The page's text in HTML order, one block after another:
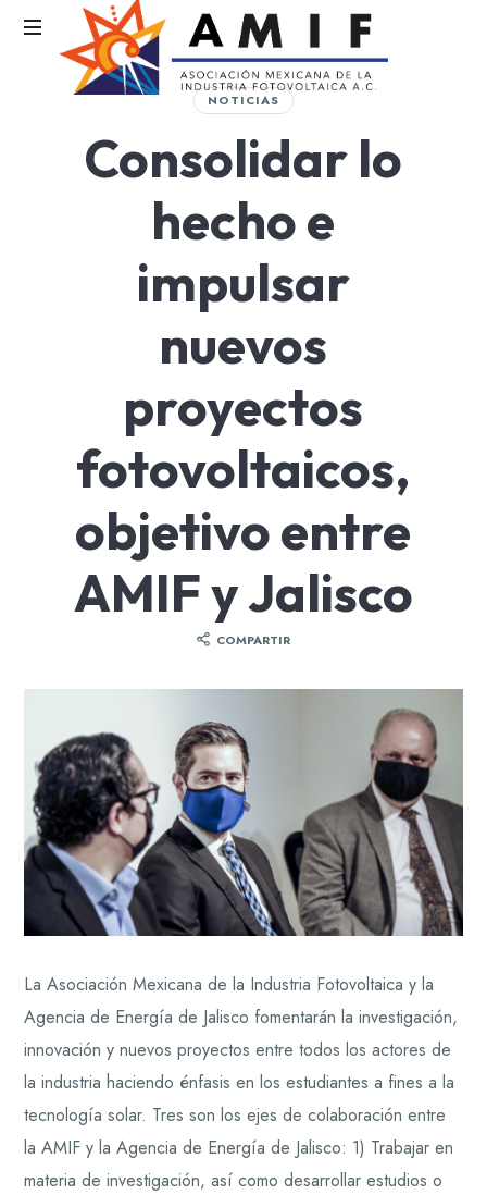
AMIF
Mexicana
NOTICIAS
Consolidar lo
hecho e
impulsar
nuevos
proyectos
fotovoltaicos,
objetivo entre
AMIF y Jalisco
COMPARTIR
La Asociación Mexicana de la Industria Fotovoltaica y la
Agencia de Energía de Jalisco fomentarán la investigación,
innovación y nuevos proyectos entre todos los actores de
la industria haciendo énfasis en los estudiantes a fines a la
tecnología solar. Tres son los ejes de colaboración entre
la AMIF y la Agencia de Energía de Jalisco: 1) Trabajar en
materia de investigación, así como desarrollar estudios o